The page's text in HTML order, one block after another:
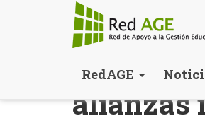
contenido
RedAGE
alianzas